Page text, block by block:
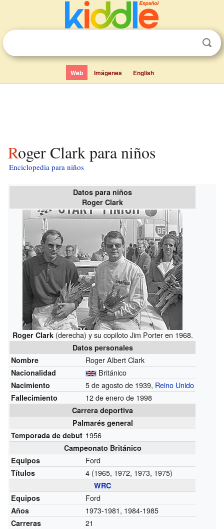
Web Imágenes English
Roger Clark para niños
Enciclopedia para niños
Datos para niños
Roger Clark
Roger Clark(derecha) y su copiloto Jim Porter en 1968.
Datos personales
Nombre
Roger Albert Clark
Nacionalidad Británico
Nacimiento 5 de agosto de 1939, Reino Unido
Fallecimiento 12 de enero de 1998
Carrera deportiva
Palmarés general
Temporada de debut 1956
Campeonato Británico
Equipos
Ford
Títulos 4 (1965, 1972, 1973, 1975)
WRC
Equipos
Ford
Años 1973-1981, 1984-1985
Carreras 21